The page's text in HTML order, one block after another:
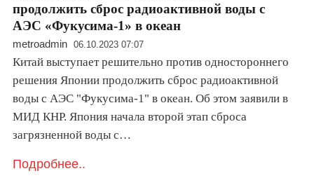
продолжить сброс радиоактивной воды с
АЭС «Фукусима-1» в океан
metroadmin 06.10.2023 07:07
Китай выступает решительно против одностороннего
решения Японии продолжить сброс радиоактивной
воды с АЭС "Фукусима-1" в океан. Об этом заявили в
МИД КНР. Япония начала второй этап сброса
загрязненной воды с…
Подробнее..